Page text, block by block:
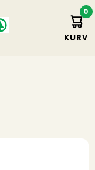
Kurv
0
KURV